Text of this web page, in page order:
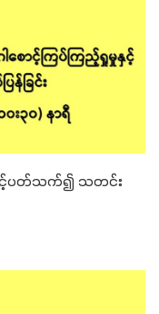
နှင့်ပတ်သက်၍ သတင်း